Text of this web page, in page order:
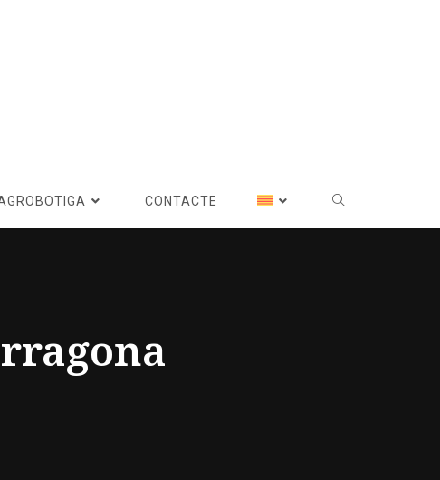
CONTACTE